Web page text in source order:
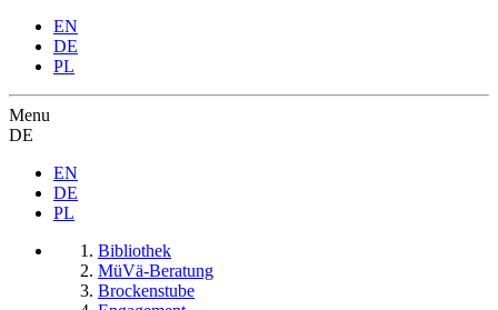
EN
DE
PL
Menu
DE
EN
DE
PL
Bibliothek
MüVä-Beratung
Brockenstube